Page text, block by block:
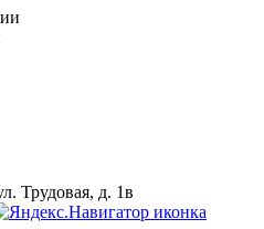
Трудовая, д. 1в